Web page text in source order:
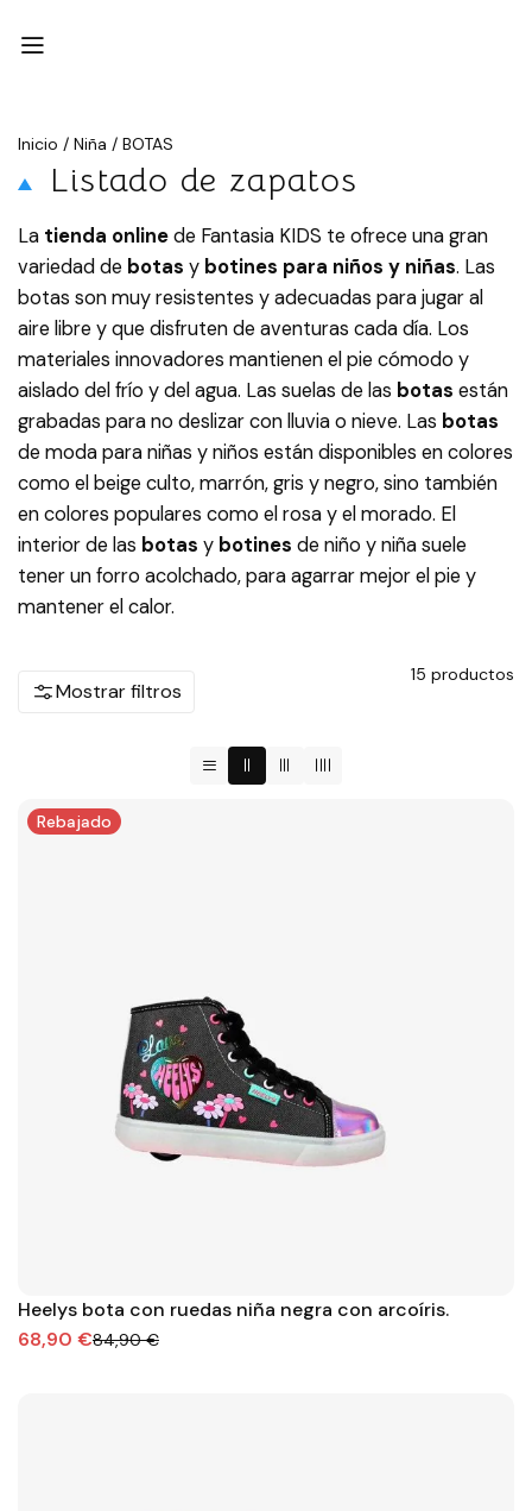
Inicio / Niña / BOTAS
Listado de zapatos
La tienda onlinede Fantasia KIDS te ofrece una gran
variedad de botas y botines para niños y niñas. Las
botas son muy resistentes y adecuadas para jugar al
aire libre y que disfruten de aventuras cada día. Los
materiales innovadores mantienen el pie cómodo y
aislado del frío y del agua. Las suelas de las botas están
grabadas para no deslizar con lluvia o nieve. Las botas
de moda para niñas y niños están disponibles en colores
como el beige culto, marrón, gris y negro, sino también
en colores populares como el rosa y el morado. El
interior de las botas y botines de niño y niña suele
tener un forro acolchado, para agarrar mejor el pie y
mantener el calor.
Mostrar filtros
15 productos
Rebajado
Heelys bota con ruedas niña negra con arcoíris.
68,90 €84,90 €